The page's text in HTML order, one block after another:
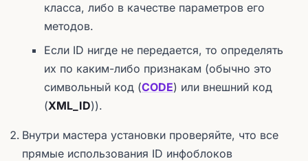
класса, либо в качестве параметров его
методов.
Если ID нигде не передается, то определять
их по каким-либо признакам (обычно это
символьный код (CODE) или внешний код
(XML_ID)).
Внутри мастера установки проверяйте, что все
прямые использования ID инфоблоков